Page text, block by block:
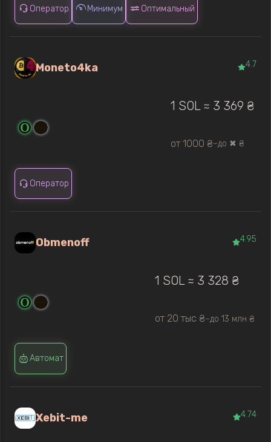
Оператор Минимум Оптимальный
Moneto4ka 4.7
1 SOL ≈ 3 369 ₴
от 1000 ₴—до ✖ ₴
Оператор
Obmenoff 4.95
1 SOL ≈ 3 328 ₴
от 20 тыс ₴—до 13 млн ₴
Автомат
Xebit-me 4.74